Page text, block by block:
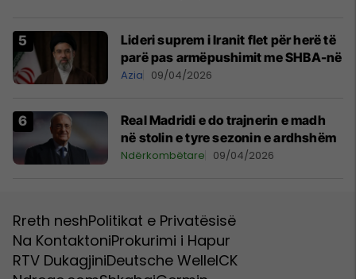
Lideri suprem i Iranit flet për herë të
parë pas armëpushimit me SHBA-në
Azia 09/04/2026
Real Madridi e do trajnerin e madh
në stolin e tyre sezonin e ardhshëm
Ndërkombëtare 09/04/2026
Rreth neshPolitikat e Privatësisë
Na KontaktoniProkurimi i Hapur
RTV DukagjiniDeutsche WelleICK